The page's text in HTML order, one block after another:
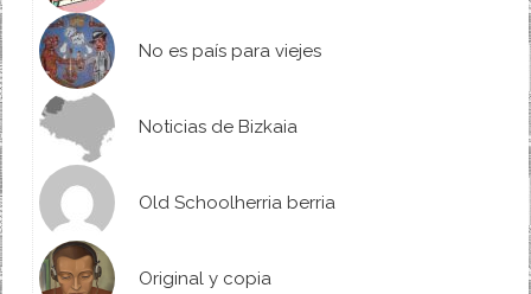
No es país para viejes
Noticias de Bizkaia
Old Schoolherria berria
Original y copia